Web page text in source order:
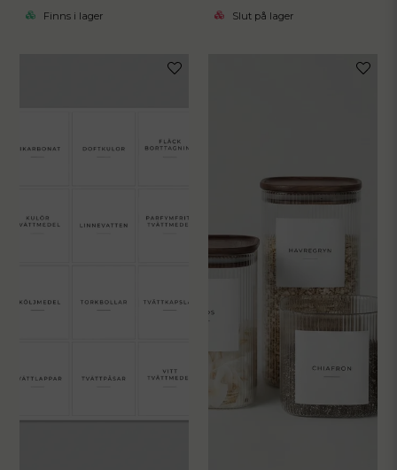
Finns i lager Slut på lager